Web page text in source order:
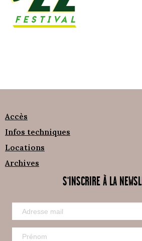
Accès
Infos techniques
Locations
Archives
S'INSCRIRE À LA